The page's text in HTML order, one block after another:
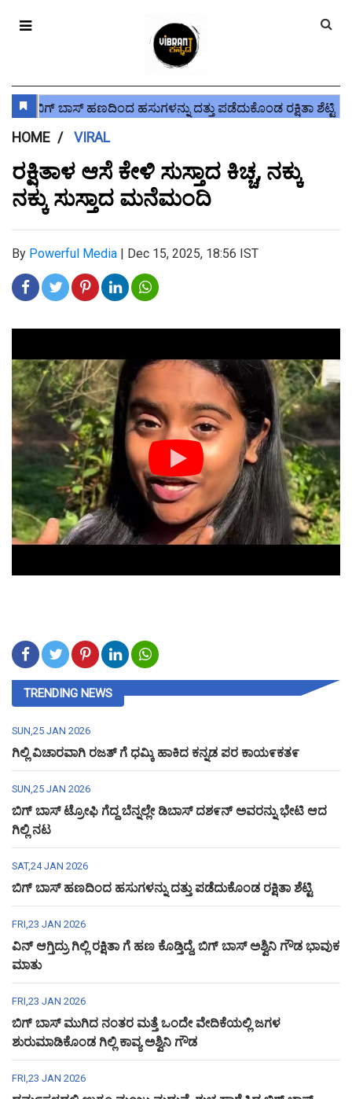
HOME VIRAL
ರಕ್ಷಿತಾಳ ಆಸೆ ಕೇಳಿ ಸುಸ್ತಾದ ಕಿಚ್ಚ, ನಕ್ಕು
ನಕ್ಕು ಸುಸ್ತಾದ ಮನೆಮಂದಿ
By Powerful Media | Dec 15, 2025, 18:56 IST
TRENDING NEWS
SUN,25 JAN 2026
ಗಿಲ್ಲಿ ವಿಚಾರವಾಗಿ ರಜತ್ ಗೆ ಧಮ್ಕಿ ಹಾಕಿದ ಕನ್ನಡ ಪರ ಕಾಯ೯ಕತ೯
SUN,25 JAN 2026
ಬಿಗ್ ಬಾಸ್ ಟ್ರೋಫಿ ಗೆದ್ದ ಬೆನ್ನಲ್ಲೇ ಡಿಬಾಸ್ ದಶ೯ನ್ ಅವರನ್ನು ಭೇಟಿ ಆದ
ಗಿಲ್ಲಿ ನಟ
SAT,24 JAN 2026
ಬಿಗ್ ಬಾಸ್ ಹಣದಿಂದ ಹಸುಗಳನ್ನು ದತ್ತು ಪಡೆದುಕೊಂಡ ರಕ್ಷಿತಾ ಶೆಟ್ಟಿ
FRI,23 JAN 2026
ವಿನ್ ಆಗ್ತಿದ್ರು ಗಿಲ್ಲಿ ರಕ್ಷಿತಾ ಗೆ ಹಣ ಕೊಡ್ತಿದ್ದೆ, ಬಿಗ್ ಬಾಸ್ ಅಶ್ವಿನಿ ಗೌಡ ಭಾವುಕ
ಮಾತು
FRI,23 JAN 2026
ಬಿಗ್ ಬಾಸ್ ಮುಗಿದ ನಂತರ ಮತ್ತೆ ಒಂದೇ ವೇದಿಕೆಯಲ್ಲಿ ಜಗಳ
ಶುರುಮಾಡಿಕೊಂಡ ಗಿಲ್ಲಿ ಕಾವ್ಯ ಅಶ್ವಿನಿ ಗೌಡ
FRI,23 JAN 2026